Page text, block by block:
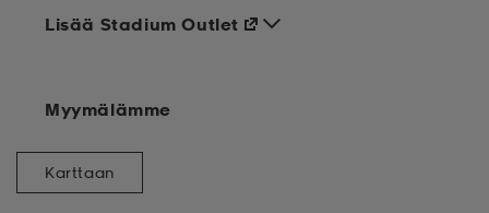
Lisää Stadium Outlet
Myymälämme
Karttaan